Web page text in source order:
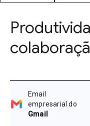
Email
empresarial do
Gmail